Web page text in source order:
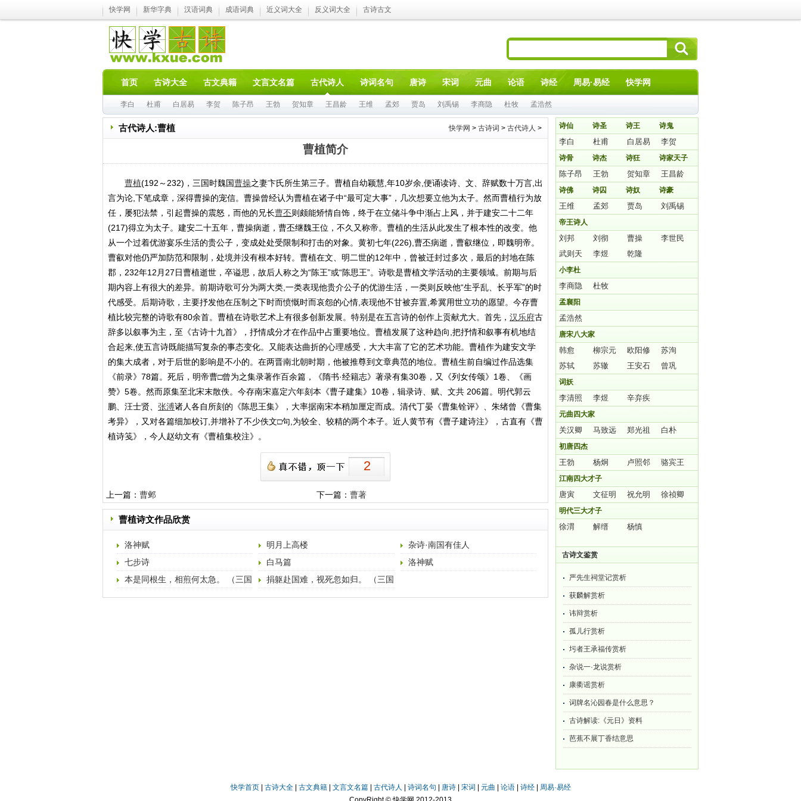
快学网 新华字典 汉语词典 成语词典 近义词大全 反义词大全 古诗古文
首页 古诗大全 古文典籍 文言文名篇 古代诗人 诗词名句 唐诗 宋词 元曲 论语 诗经 周易·易经 快学网
李白 杜甫 白居易 李贺 陈子昂 王勃 贺知章 王昌龄 王维 孟郊 贾岛 刘禹锡 李商隐 杜牧 孟浩然
古代诗人:曹植 快学网 > 古诗词 > 古代诗人 >
曹植简介
曹植(192～232)，三国时魏国曹操之妻卞氏所生第三子。曹植自幼颖慧,年10岁余,便诵读诗、文、辞赋数十万言,出
言为论,下笔成章，深得曹操的宠信。曹操曾经认为曹植在诸子中“最可定大事”，几次想要立他为太子。然而曹植行为放
任，屡犯法禁，引起曹操的震怒，而他的兄长曹丕则颇能矫情自饰，终于在立储斗争中渐占上风，并于建安二十二年
(217)得立为太子。建安二十五年，曹操病逝，曹丕继魏王位，不久又称帝。曹植的生活从此发生了根本性的改变。他
从一个过着优游宴乐生活的贵公子，变成处处受限制和打击的对象。黄初七年(226),曹丕病逝，曹叡继位，即魏明帝。
曹叡对他仍严加防范和限制，处境并没有根本好转。曹植在文、明二世的12年中，曾被迁封过多次，最后的封地在陈
郡，232年12月27日曹植逝世，卒谥思，故后人称之为“陈王”或“陈思王”。诗歌是曹植文学活动的主要领域。前期与后
期内容上有很大的差异。前期诗歌可分为两大类,一类表现他贵介公子的优游生活，一类则反映他“生乎乱、长乎军”的时
代感受。后期诗歌，主要抒发他在压制之下时而愤慨时而哀怨的心情,表现他不甘被弃置,希冀用世立功的愿望。今存曹
植比较完整的诗歌有80余首。曹植在诗歌艺术上有很多创新发展。特别是在五言诗的创作上贡献尤大。首先， 汉 乐府古
辞多以叙事为主，至《古诗十九首》，抒情成分才在作品中占重要地位。曹植发展了这种趋向,把抒情和叙事有机地结
合起来,使五言诗既能描写复杂的事态变化。又能表达曲折的心理感受，大大丰富了它的艺术功能。曹植作为建安文学
的集大成者，对于后世的影响是不小的。在两晋南北朝时期，他被推尊到文章典范的地位。曹植生前自编过作品选集
《前录》78篇。死后，明帝曹□曾为之集录著作百余篇，《隋书·经籍志》著录有集30卷，又《列女传颂》1卷、《画
赞》5卷。然而原集至北宋末散佚。今存南宋嘉定六年刻本《曹子建集》10卷，辑录诗、赋、文共 206篇。明代郭云
鹏、汪士贤、 张溥诸人各自所刻的《陈思王集》，大率据南宋本稍加厘定而成。清代丁晏《曹集铨评》、朱绪曾《曹集
考异》，又对各篇细加校订,并增补了不少佚文□句,为较全、较精的两个本子。近人黄节有《曹子建诗注》，古直有《曹
植诗笺》，今人赵幼文有《曹植集校注》。
2
上一篇： 曹邺 下一篇：曹著
曹植诗文作品欣赏
洛神赋 明月上高楼
杂诗·南国有佳人
七步诗
白马篇
洛神赋
本是同根生，相煎何太急。 （三国
·曹植·七步诗）
捐躯赴国难，视死忽如归。 （三国
·曹植·白马篇）
诗仙 诗圣 诗王 诗鬼
李白 杜甫 白居易 李贺
诗骨 诗杰 诗狂 诗家天子
陈子昂 王勃 贺知章 王昌龄
诗佛 诗囚 诗奴 诗豪
王维 孟郊 贾岛 刘禹锡
帝王诗人
刘邦 刘彻 曹操
李世民
武则天
李煜 乾隆
小李杜
李商隐 杜牧
孟襄阳
孟浩然
唐宋八大家
韩愈 柳宗元 欧阳修
苏洵
苏轼
苏辙 王安石 曾巩
词妖
李清照 李煜 辛弃疾
元曲四大家
关汉卿 马致远 郑光祖 白朴
初唐四杰
王勃 杨炯 卢照邻 骆宾王
江南四大才子
唐寅 文征明 祝允明 徐祯卿
明代三大才子
徐渭 解缙 杨慎
古诗文鉴赏
严先生祠堂记赏析
获麟解赏析
讳辩赏析
孤儿行赏析
圬者王承福传赏析
杂说一·龙说赏析
康衢谣赏析
词牌名沁园春是什么意思？
古诗解读:《元日》资料
芭蕉不展丁香结意思
快学首页| 古诗大全| 古文典籍| 文言文名篇| 古代诗人 诗词名句 唐诗| 宋词 元曲 论语| 诗经|
周易·易经